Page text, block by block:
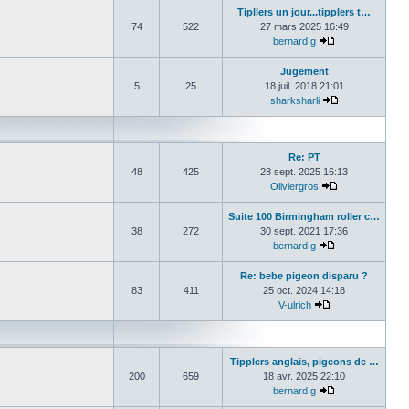
74 522
Tipllers un jour...tipplers t…
27 mars 2025 16:49
bernard g
5 25
Jugement
18 juil. 2018 21:01
sharksharli
48 425
Re: PT
28 sept. 2025 16:13
Oliviergros
38 272
Suite 100 Birmingham roller c…
30 sept. 2021 17:36
bernard g
83 411
Re: bebe pigeon disparu ?
25 oct. 2024 14:18
V-ulrich
200 659
Tipplers anglais, pigeons de …
18 avr. 2025 22:10
bernard g